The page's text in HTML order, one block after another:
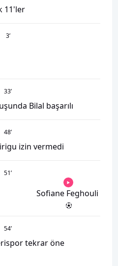
11'ler
3’
33’
Bilal başarılı
48’
izin vermedi
51’
Sofiane Feghouli
54’
tekrar öne